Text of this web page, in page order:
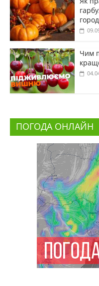
Чим
ПОГОДА ОНЛАЙН